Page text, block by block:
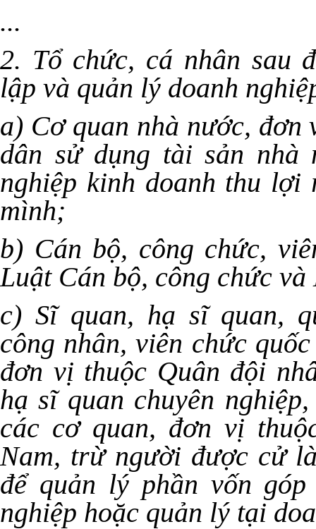
...
2. Tổ chức, cá nhân sau
lập và quản lý doanh
a) Cơ quan nhà nước,
dân sử dụng tài sản nhà
nghiệp kinh doanh thu
mình;
b) Cán bộ, công chức,
Luật Cán bộ, công chức
c) Sĩ quan, hạ sĩ quan,
công nhân, viên chức
đơn vị thuộc Quân đội
hạ sĩ quan chuyên
các cơ quan, đơn vị
Nam, trừ người được cử
để quản lý phần vốn
nghiệp hoặc quản lý tại